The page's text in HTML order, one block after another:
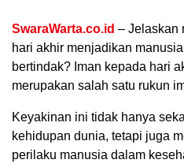
SwaraWarta.co.id – Jelaskan
hari akhir menjadikan
bertindak? Iman kepada hari
merupakan salah satu rukun
Keyakinan ini tidak hanya
kehidupan dunia, tetapi juga
perilaku manusia dalam